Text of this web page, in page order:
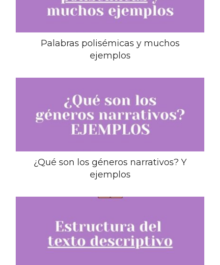
Palabras polisémicas y muchos
ejemplos
¿Qué son los géneros narrativos? Y
ejemplos